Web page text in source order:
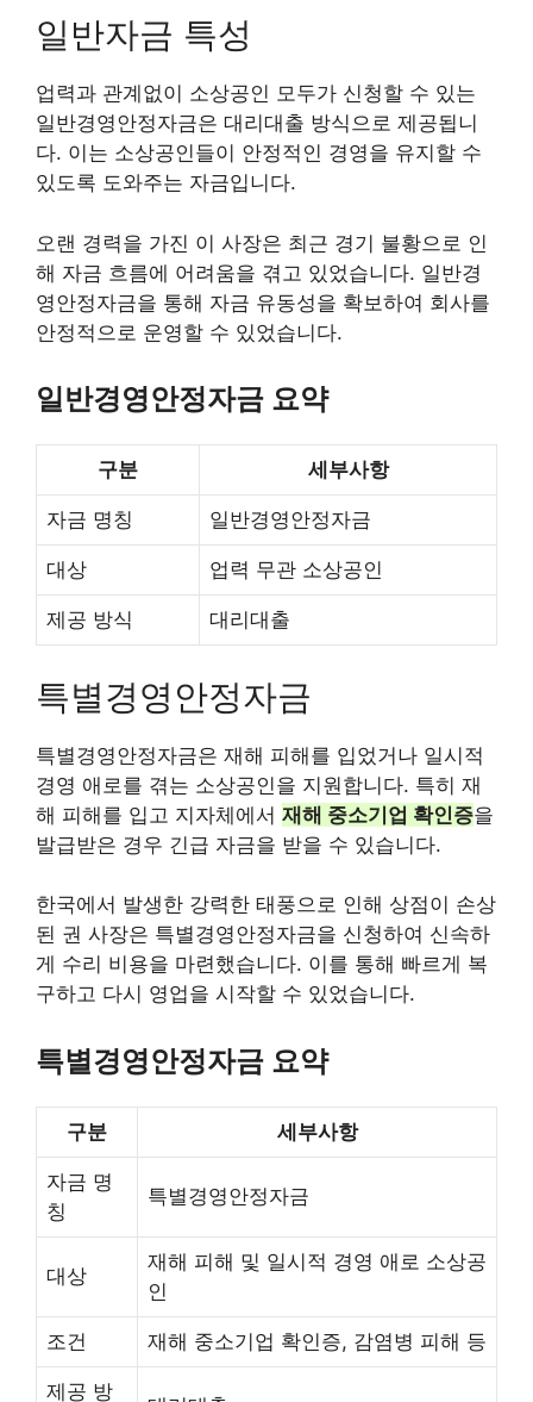
일반자금 특성
업력과 관계없이 소상공인 모두가 신청할 수 있는
일반경영안정자금은 대리대출 방식으로 제공됩니
다. 이는 소상공인들이 안정적인 경영을 유지할 수
있도록 도와주는 자금입니다.
오랜 경력을 가진 이 사장은 최근 경기 불황으로 인
해 자금 흐름에 어려움을 겪고 있었습니다. 일반경
영안정자금을 통해 자금 유동성을 확보하여 회사를
안정적으로 운영할 수 있었습니다.
일반경영안정자금 요약
구분 세부사항
자금 명칭 일반경영안정자금
대상 업력 무관 소상공인
제공 방식 대리대출
특별경영안정자금
특별경영안정자금은 재해 피해를 입었거나 일시적
경영 애로를 겪는 소상공인을 지원합니다. 특히 재
해 피해를 입고 지자체에서 재해 중소기업 확인증을
발급받은 경우 긴급 자금을 받을 수 있습니다.
한국에서 발생한 강력한 태풍으로 인해 상점이 손상
된 권 사장은 특별경영안정자금을 신청하여 신속하
게 수리 비용을 마련했습니다. 이를 통해 빠르게 복
구하고 다시 영업을 시작할 수 있었습니다.
특별경영안정자금 요약
구분 세부사항
자금 명
칭
특별경영안정자금
대상
재해 피해 및 일시적 경영 애로 소상공
인
조건 재해 중소기업 확인증, 감염병 피해 등
제공 방